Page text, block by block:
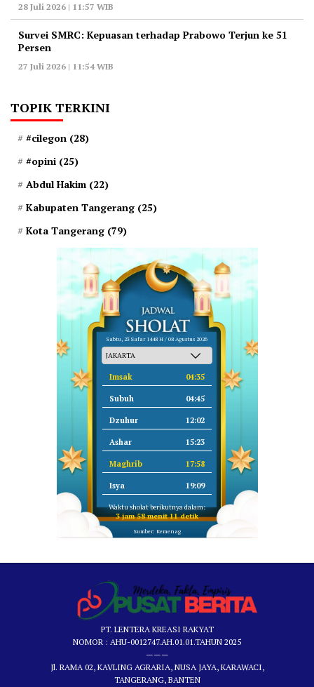
28 Juli 2026 | 11:57 WIB
‎Survei SMRC: Kepuasan terhadap Prabowo Terjun ke 51
Persen
27 Juli 2026 | 11:54 WIB
TOPIK TERKINI
#cilegon (28)
#opini (25)
Abdul Hakim (22)
Kabupaten Tangerang (25)
Kota Tangerang (79)
Sabtu, 23 Safar 1448 H / 08 Agustus 2026
Imsak 04:35
Subuh 04:45
Dzuhur 12:02
Ashar 15:23
Maghrib 17:58
Isya 19:09
Waktu sholat berikutnya dalam:
3 jam 58 menit 11 detik
Sumber: Kemenag
PT. LENTERA KREASI RAKYAT
NOMOR : AHU-0012747.AH.01.01.TAHUN 2025
———
Jl. RAMA 02, KAVLING AGRARIA, NUSA JAYA, KARAWACI,
TANGERANG, BANTEN